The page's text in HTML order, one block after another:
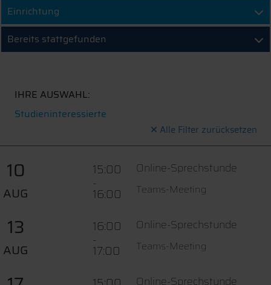
Einrichtung
Bereits stattgefunden
IHRE AUSWAHL:
Studieninteressierte
Alle Filter zurücksetzen
10
AUG
15:00
-
16:00
Online-Sprechstunde
Teams-Meeting
13
AUG
16:00
-
17:00
Online-Sprechstunde
Teams-Meeting
Online-Sprechstunde